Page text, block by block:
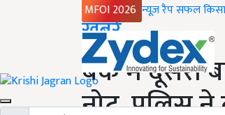
MFOI 2026 न्यूज़ रैपसफल
Home
ख़बरें
बैंक में दूसरी
नोट, पुलिस ने